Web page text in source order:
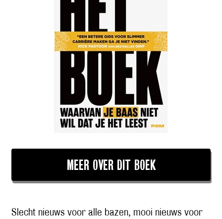
MEER OVER DIT BOEK
Slecht nieuws voor alle bazen, mooi nieuws voor